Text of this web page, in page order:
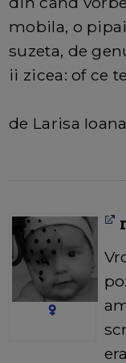
mobila, o
suzeta, de
ii zicea: of ce
de Larisa